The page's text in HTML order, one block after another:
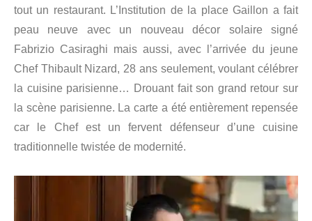
tout un restaurant. L’Institution de la place Gaillon a fait
peau neuve avec un nouveau décor solaire signé
Fabrizio Casiraghi mais aussi, avec l’arrivée du jeune
Chef Thibault Nizard, 28 ans seulement, voulant célébrer
la cuisine parisienne… Drouant fait son grand retour sur
la scène parisienne. La carte a été entièrement repensée
car le Chef est un fervent défenseur d’une cuisine
traditionnelle twistée de modernité.